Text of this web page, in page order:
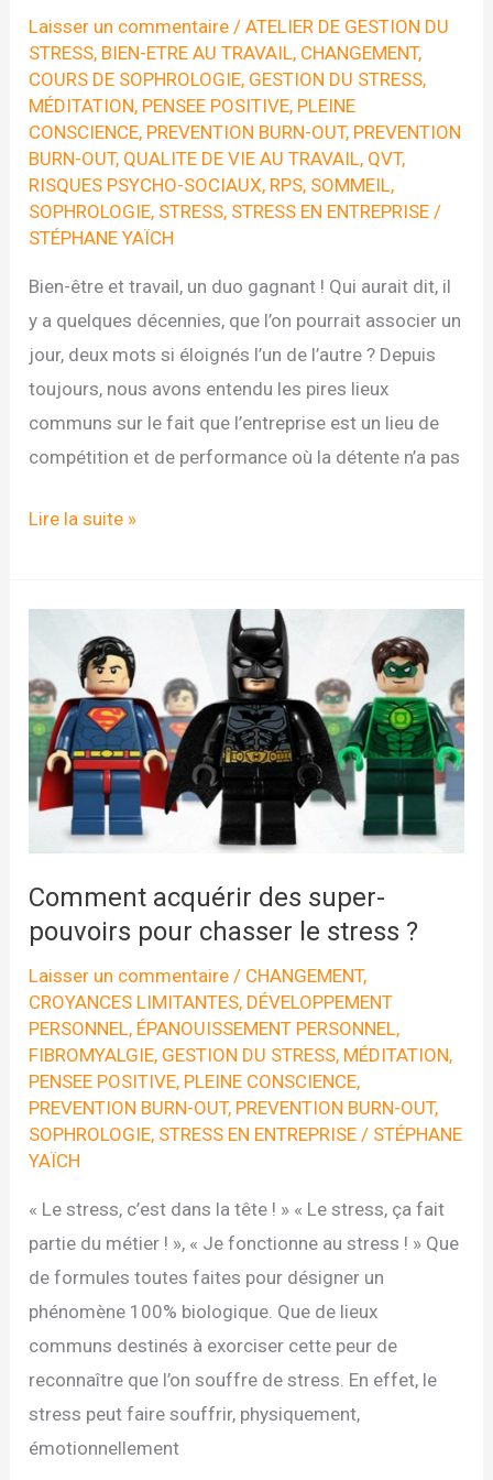
Laisser un commentaire /ATELIER DE GESTION DU
STRESS, BIEN-ETRE AU TRAVAIL, CHANGEMENT,
COURS DE SOPHROLOGIE, GESTION DU STRESS,
MÉDITATION, PENSEE POSITIVE, PLEINE
CONSCIENCE, PREVENTION BURN-OUT, PREVENTION
BURN-OUT, QUALITE DE VIE AU TRAVAIL, QVT,
RISQUES PSYCHO-SOCIAUX, RPS, SOMMEIL,
SOPHROLOGIE, STRESS, STRESS EN ENTREPRISE /
STÉPHANE YAÏCH
Bien-être et travail, un duo gagnant ! Qui aurait dit, il
y a quelques décennies, que l’on pourrait associer un
jour, deux mots si éloignés l’un de l’autre ? Depuis
toujours, nous avons entendu les pires lieux
communs sur le fait que l’entreprise est un lieu de
compétition et de performance où la détente n’a pas
Sophrologie
stress,
des
leviers
efficaces
du
bien-
être
au
travail
Lire la suite »
Comment acquérir des super-
pouvoirs pour chasser le stress ?
Laisser un commentaire / CHANGEMENT,
CROYANCES LIMITANTES, DÉVELOPPEMENT
PERSONNEL, ÉPANOUISSEMENT PERSONNEL,
FIBROMYALGIE, GESTION DU STRESS, MÉDITATION,
PENSEE POSITIVE, PLEINE CONSCIENCE,
PREVENTION BURN-OUT, PREVENTION BURN-OUT,
SOPHROLOGIE, STRESS EN ENTREPRISE / STÉPHANE
YAÏCH
« Le stress, c’est dans la tête ! » « Le stress, ça fait
partie du métier ! », « Je fonctionne au stress ! » Que
de formules toutes faites pour désigner un
phénomène 100% biologique. Que de lieux
communs destinés à exorciser cette peur de
reconnaître que l’on souffre de stress. En effet, le
stress peut faire souffrir, physiquement,
émotionnellement